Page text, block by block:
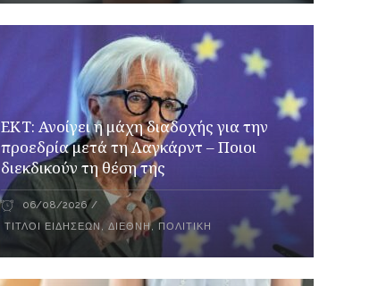
ΕΚΤ: Ανοίγει η μάχη διαδοχής για την
προεδρία μετά τη Λαγκάρντ – Ποιοι
διεκδικούν τη θέση της
06/08/2026
ΤΊΤΛΟΙ ΕΙΔΉΣΕΩΝ ,ΔΙΕΘΝΉ, ΠΟΛΙΤΙΚΉ